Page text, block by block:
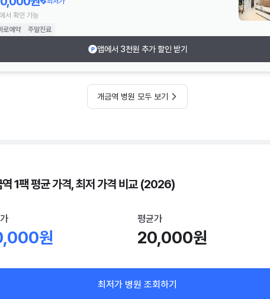
서 확인 가능
로예약
주말진료
앱에서 3천원 추가 할인 받기
개금역 병원 모두 보기
역 1팩 평균 가격, 최저 가격 비교 (2026)
원
평균가
20,000원
최저가 병원 조회하기